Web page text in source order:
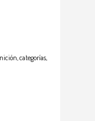
categorías,